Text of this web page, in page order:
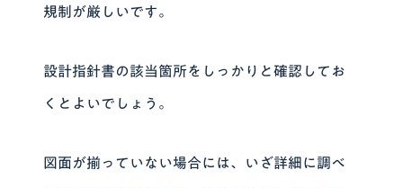
規制が厳しいです。
設計指針書の該当箇所をしっかりと確認してお
くとよいでしょう。
図面が揃っていない場合には、いざ詳細に調べ